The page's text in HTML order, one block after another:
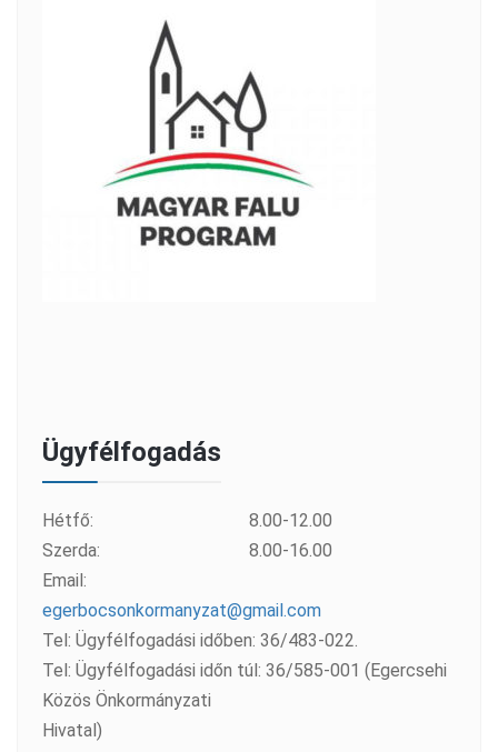
Ügyfélfogadás
Hétfő:
8.00-12.00
Szerda:
8.00-16.00
Email:
egerbocsonkormanyzat@gmail.com
Tel: Ügyfélfogadási időben: 36/483-022.
Tel: Ügyfélfogadási időn túl: 36/585-001 (Egercsehi
Közös Önkormányzati
Hivatal)